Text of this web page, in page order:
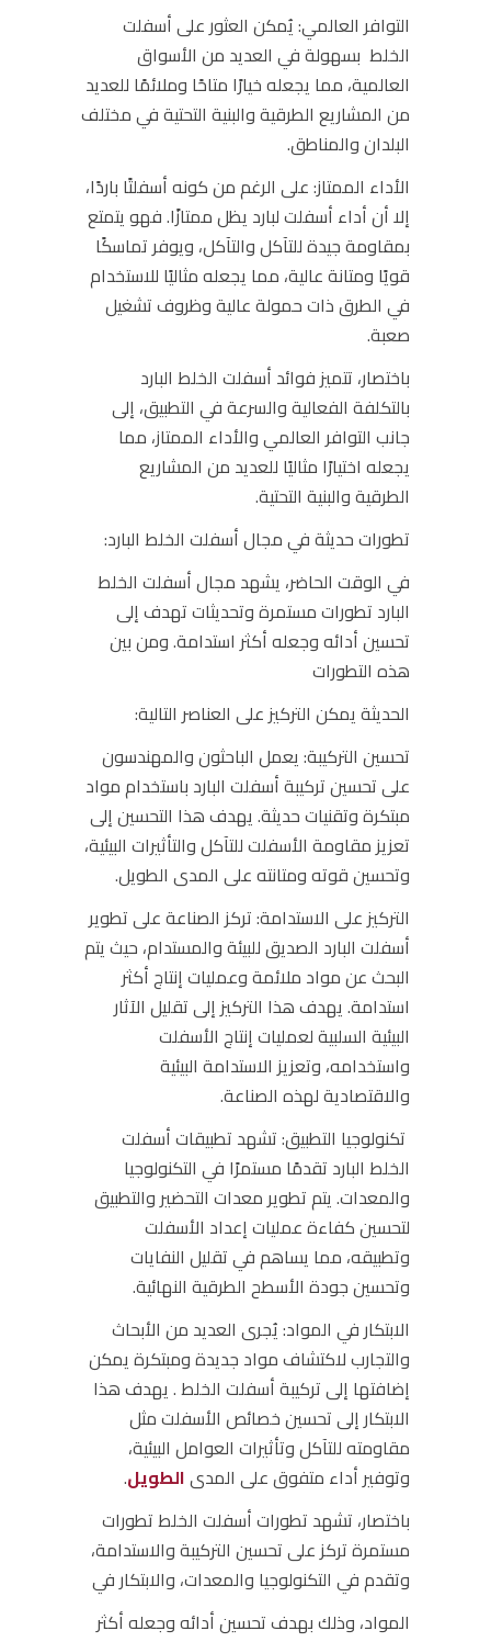
التوافر العالمي:يُمكن العثور على أسفلت
الخلط بسهولة في العديد من الأسواق
العالمية، مما يجعله خيارًا متاحًا وملائمًا للعديد
من المشاريع الطرقية والبنية التحتية في مختلف
البلدان والمناطق.
الأداء الممتاز:على الرغم من كونه أسفلتًا باردًا،
إلا أن أداء أسفلت لبارد يظل ممتازًا. فهو يتمتع
بمقاومة جيدة للتآكل والتآكل، ويوفر تماسكًا
قويًا ومتانة عالية، مما يجعله مثاليًا للاستخدام
في الطرق ذات حمولة عالية وظروف تشغيل
صعبة.
باختصار، تتميز فوائد أسفلت الخلط البارد
بالتكلفة الفعالية والسرعة في التطبيق، إلى
جانب التوافر العالمي والأداء الممتاز، مما
يجعله اختيارًا مثاليًا للعديد من المشاريع
الطرقية والبنية التحتية.
تطورات حديثة في مجال أسفلت الخلط البارد:
في الوقت الحاضر، يشهد مجال أسفلت الخلط
البارد تطورات مستمرة وتحديثات تهدف إلى
تحسين أدائه وجعله أكثر استدامة. ومن بين
هذه التطورات
الحديثة يمكن التركيز على العناصر التالية:
تحسين التركيبة: يعمل الباحثون والمهندسون
على تحسين تركيبة أسفلت البارد باستخدام مواد
مبتكرة وتقنيات حديثة. يهدف هذا التحسين إلى
تعزيز مقاومة الأسفلت للتآكل والتأثيرات البيئية،
وتحسين قوته ومتانته على المدى الطويل.
التركيز على الاستدامة:تركز الصناعة على تطوير
أسفلت البارد الصديق للبيئة والمستدام، حيث يتم
البحث عن مواد ملائمة وعمليات إنتاج أكثر
استدامة. يهدف هذا التركيز إلى تقليل الآثار
البيئية السلبية لعمليات إنتاج الأسفلت
واستخدامه، وتعزيز الاستدامة البيئية
والاقتصادية لهذه الصناعة.
تكنولوجيا التطبيق:تشهد تطبيقات أسفلت
الخلط البارد تقدمًا مستمرًا في التكنولوجيا
والمعدات. يتم تطوير معدات التحضير والتطبيق
لتحسين كفاءة عمليات إعداد الأسفلت
وتطبيقه، مما يساهم في تقليل النفايات
وتحسين جودة الأسطح الطرقية النهائية.
الابتكار في المواد:يُجرى العديد من الأبحاث
والتجارب لاكتشاف مواد جديدة ومبتكرة يمكن
إضافتها إلى تركيبة أسفلت الخلط . يهدف هذا
الابتكار إلى تحسين خصائص الأسفلت مثل
مقاومته للتآكل وتأثيرات العوامل البيئية،
وتوفير أداء متفوق على المدىالطويل.
باختصار، تشهد تطورات أسفلت الخلط تطورات
مستمرة تركز على تحسين التركيبة والاستدامة،
وتقدم في التكنولوجيا والمعدات، والابتكار في
المواد، وذلك بهدف تحسين أدائه وجعله أكثر